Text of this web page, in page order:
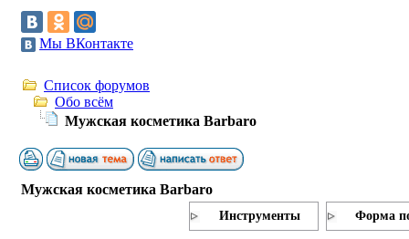
Мы ВКонтакте
Список форумов
Обо всём
Мужская косметика Barbaro
Мужская косметика Barbaro
Инструменты Форма